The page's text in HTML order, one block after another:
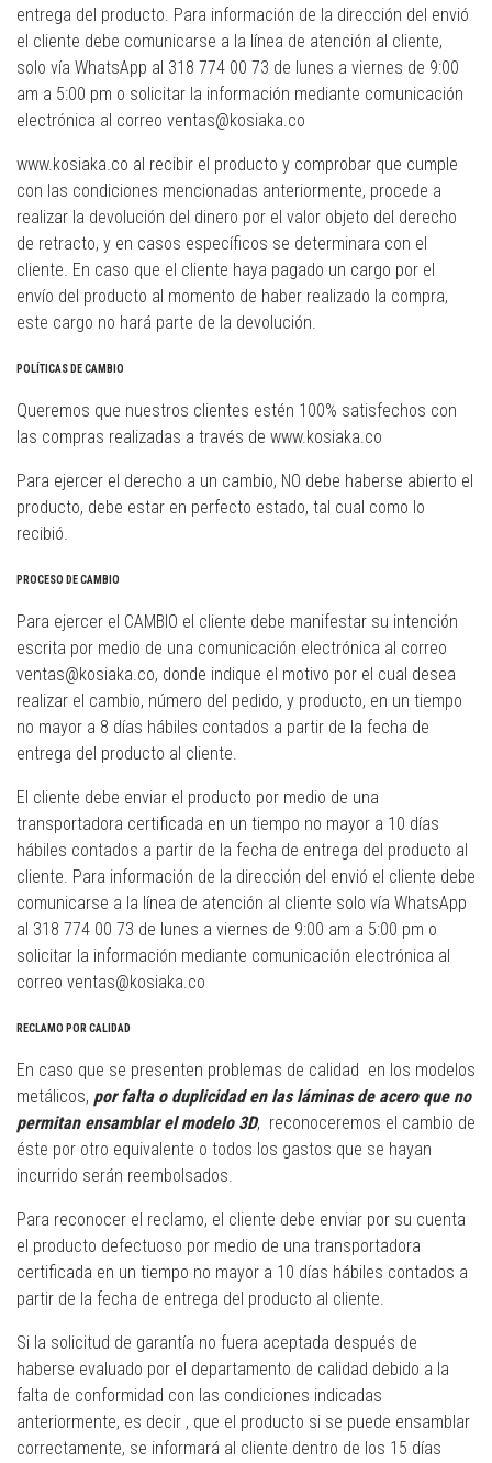
entrega del producto. Para información de la dirección del envió
el cliente debe comunicarse a la línea de atención al cliente,
solo vía WhatsApp al 318 774 00 73 de lunes a viernes de 9:00
am a 5:00 pm o solicitar la información mediante comunicación
electrónica al correo ventas@kosiaka.co
www.kosiaka.co al recibir el producto y comprobar que cumple
con las condiciones mencionadas anteriormente, procede a
realizar la devolución del dinero por el valor objeto del derecho
de retracto, y en casos específicos se determinara con el
cliente. En caso que el cliente haya pagado un cargo por el
envío del producto al momento de haber realizado la compra,
este cargo no hará parte de la devolución.
POLÍTICAS DE CAMBIO
Queremos que nuestros clientes estén 100% satisfechos con
las compras realizadas a través de www.kosiaka.co
Para ejercer el derecho a un cambio, NO debe haberse abierto el
producto, debe estar en perfecto estado, tal cual como lo
recibió.
PROCESO DE CAMBIO
Para ejercer el CAMBIO el cliente debe manifestar su intención
escrita por medio de una comunicación electrónica al correo
ventas@kosiaka.co, donde indique el motivo por el cual desea
realizar el cambio, número del pedido, y producto, en un tiempo
no mayor a 8 días hábiles contados a partir de la fecha de
entrega del producto al cliente.
El cliente debe enviar el producto por medio de una
transportadora certificada en un tiempo no mayor a 10 días
hábiles contados a partir de la fecha de entrega del producto al
cliente. Para información de la dirección del envió el cliente debe
comunicarse a la línea de atención al cliente solo vía WhatsApp
al 318 774 00 73 de lunes a viernes de 9:00 am a 5:00 pm o
solicitar la información mediante comunicación electrónica al
correo ventas@kosiaka.co
RECLAMO POR CALIDAD
En caso que se presenten problemas de calidad en los modelos
metálicos, por falta o duplicidad en las láminas de acero que no
permitan ensamblar el modelo 3D, reconoceremos el cambio de
éste por otro equivalente o todos los gastos que se hayan
incurrido serán reembolsados.
Para reconocer el reclamo, el cliente debe enviar por su cuenta
el producto defectuoso por medio de una transportadora
certificada en un tiempo no mayor a 10 días hábiles contados a
partir de la fecha de entrega del producto al cliente.
Si la solicitud de garantía no fuera aceptada después de
haberse evaluado por el departamento de calidad debido a la
falta de conformidad con las condiciones indicadas
anteriormente, es decir , que el producto si se puede ensamblar
correctamente, se informará al cliente dentro de los 15 días